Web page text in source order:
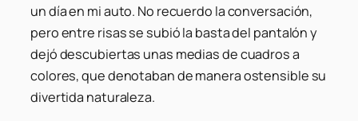
un día en mi auto. No recuerdo la conversación,
pero entre risas se subió la basta del pantalón y
dejó descubiertas unas medias de cuadros a
colores, que denotaban de manera ostensible su
divertida naturaleza.